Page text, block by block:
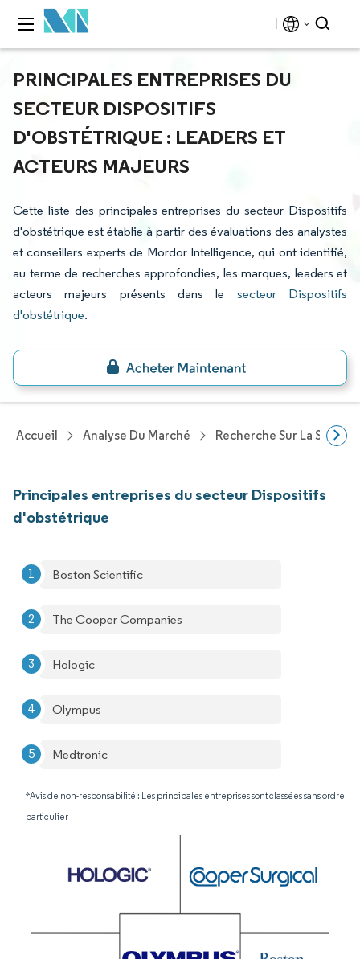
PRINCIPALES ENTREPRISES DU
SECTEUR DISPOSITIFS
D'OBSTÉTRIQUE : LEADERS ET
ACTEURS MAJEURS
Cette liste des principales entreprises du secteur Dispositifs
d'obstétrique est établie à partir des évaluations des analystes
et conseillers experts de Mordor Intelligence, qui ont identifié,
au terme de recherches approfondies, les marques, leaders et
acteurs majeurs présents dans le secteur Dispositifs
d'obstétrique.
Accueil Analyse Du Marché Recherche Sur La Santé
Principales entreprises du secteur Dispositifs
d'obstétrique
Boston Scientific
The Cooper Companies
Hologic
Olympus
Medtronic
*Avis de non-responsabilité : Les principales entreprises sont classées sans ordre
particulier